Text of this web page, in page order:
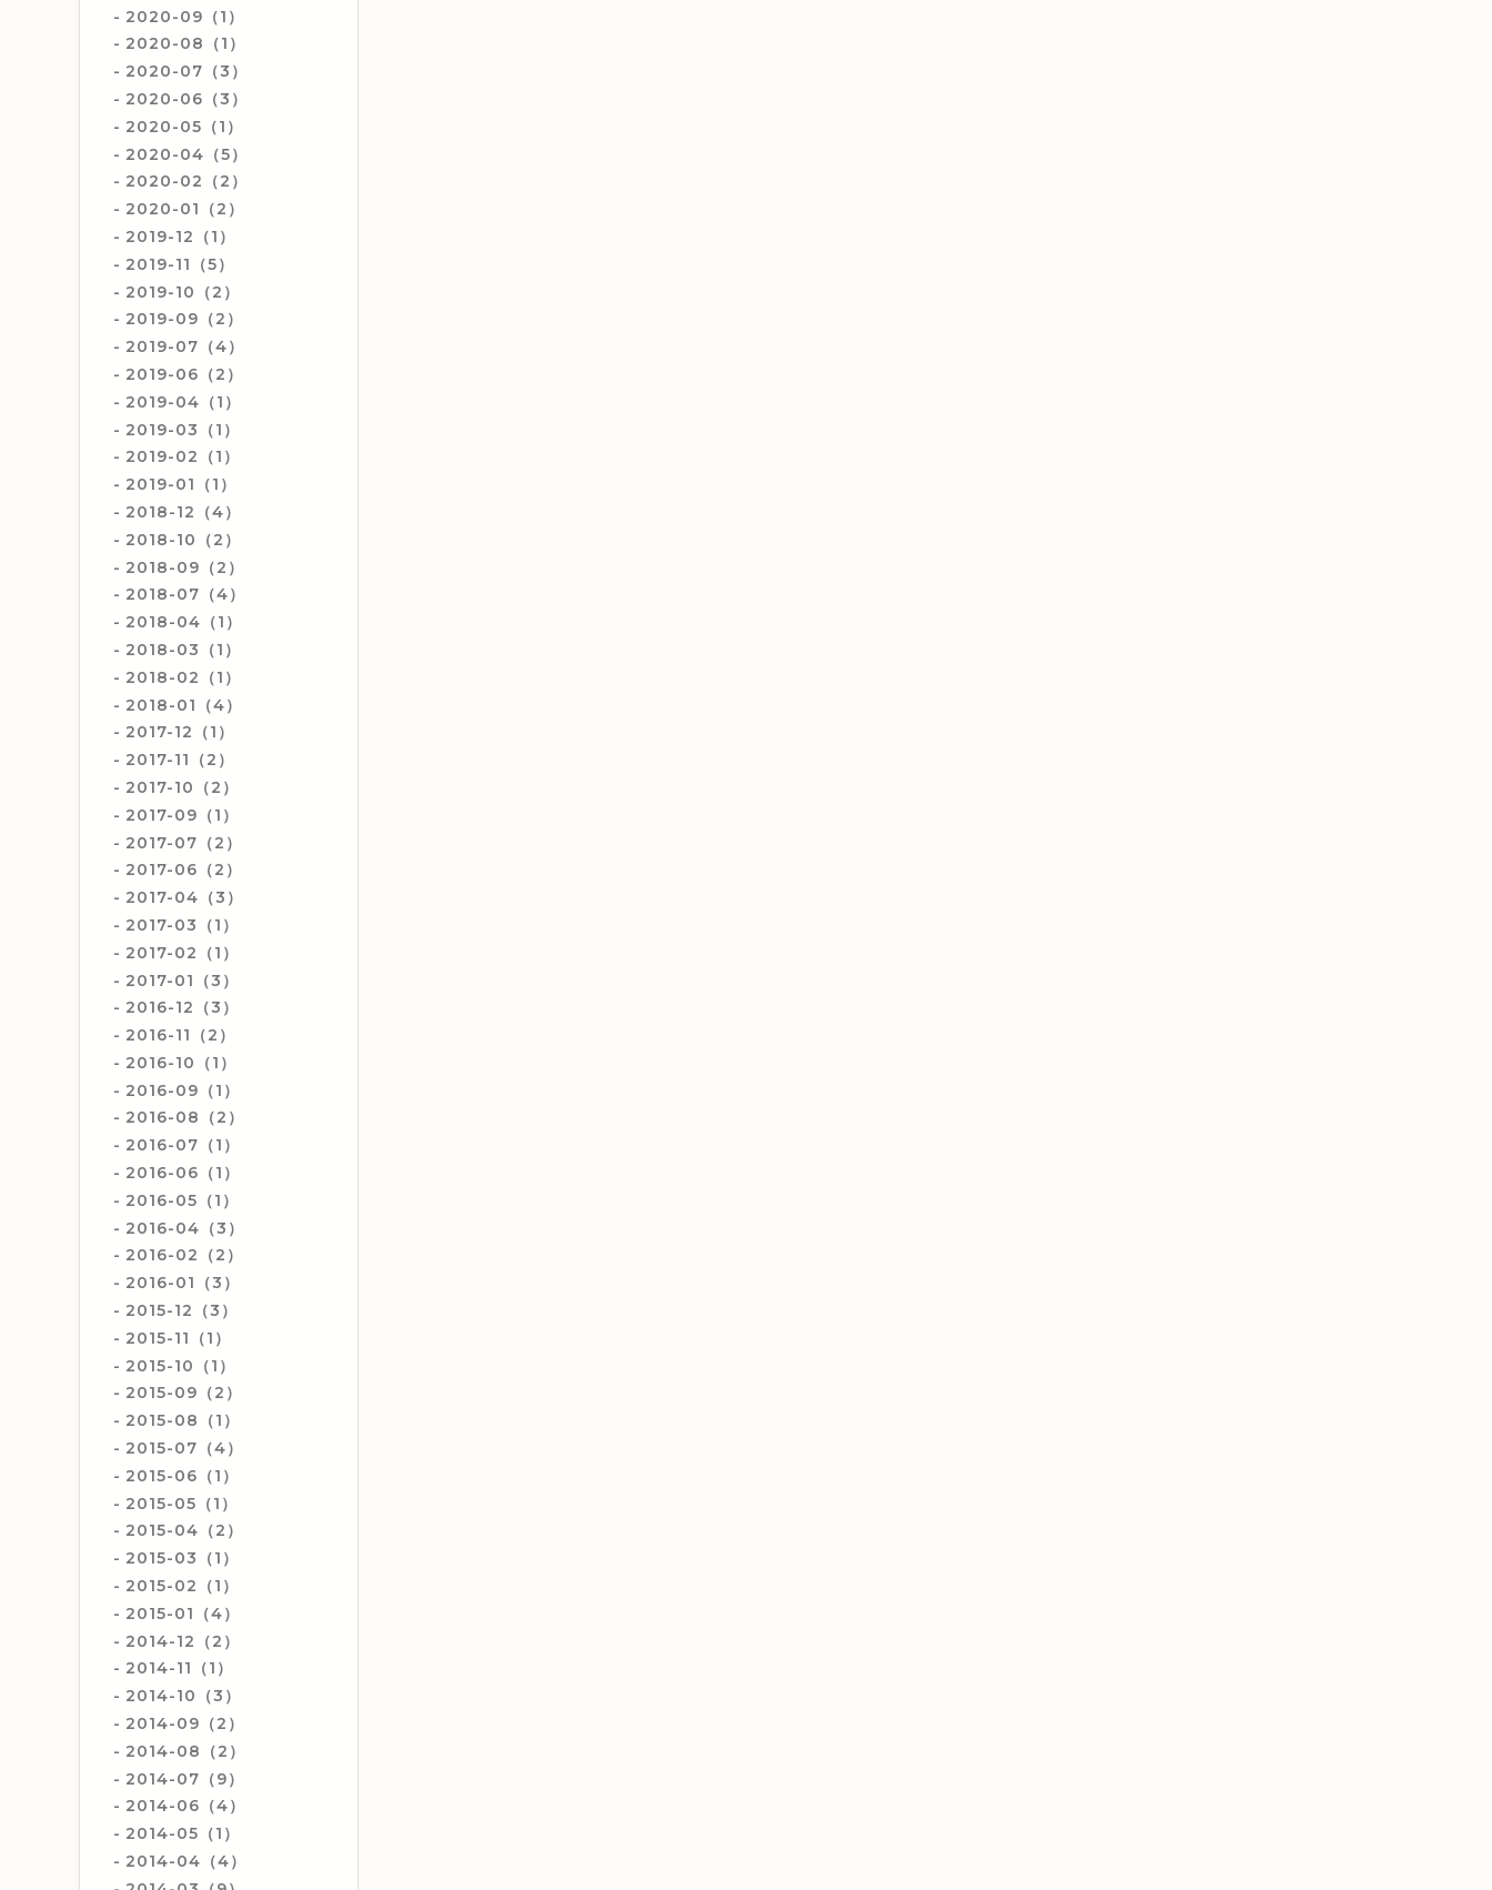
2020-09（1）
2020-08（1）
2020-07（3）
2020-06（3）
2020-05（1）
2020-04（5）
2020-02（2）
2020-01（2）
2019-12（1）
2019-11（5）
2019-10（2）
2019-09（2）
2019-07（4）
2019-06（2）
2019-04（1）
2019-03（1）
2019-02（1）
2019-01（1）
2018-12（4）
2018-10（2）
2018-09（2）
2018-07（4）
2018-04（1）
2018-03（1）
2018-02（1）
2018-01（4）
2017-12（1）
2017-11（2）
2017-10（2）
2017-09（1）
2017-07（2）
2017-06（2）
2017-04（3）
2017-03（1）
2017-02（1）
2017-01（3）
2016-12（3）
2016-11（2）
2016-10（1）
2016-09（1）
2016-08（2）
2016-07（1）
2016-06（1）
2016-05（1）
2016-04（3）
2016-02（2）
2016-01（3）
2015-12（3）
2015-11（1）
2015-10（1）
2015-09（2）
2015-08（1）
2015-07（4）
2015-06（1）
2015-05（1）
2015-04（2）
2015-03（1）
2015-02（1）
2015-01（4）
2014-12（2）
2014-11（1）
2014-10（3）
2014-09（2）
2014-08（2）
2014-07（9）
2014-06（4）
2014-05（1）
2014-04（4）